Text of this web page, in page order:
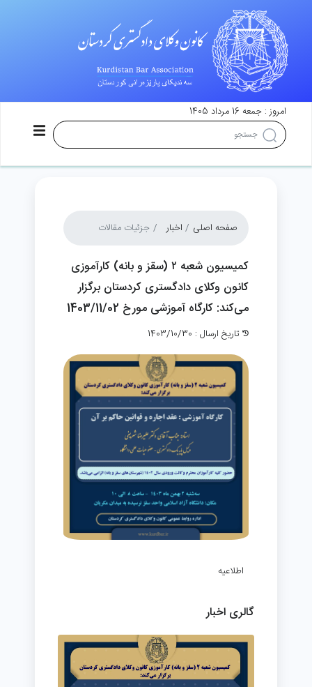
امروز : جمعه 16 مرداد 1405
صفحه اصلی اخبار جزئیات مقالات
کمیسیون شعبه ۲ (سقز و بانه) کارآموزی
کانون وکلای دادگستری کردستان برگزار
می‌کند: کارگاه آموزشی مورخ 1403/11/02
تاریخ ارسال : 1403/10/30
اطلاعیه
گالری اخبار